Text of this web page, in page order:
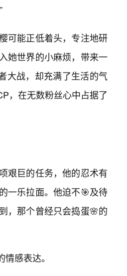
可能正低着头，专注地研
她世界的小麻烦，带来一
大战，却充满了生活的气
，在无数粉丝心中占据了
艰巨的任务，他的忍术有
一乐拉面。他迫不🎯及待
，那个曾经只会捣蛋🌸的
感表达。